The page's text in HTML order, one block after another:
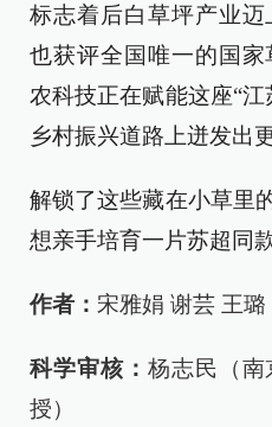
标志着后白草坪产业
也获评全国唯一的国
农科技正在赋能这座“
乡村振兴道路上迸发出
解锁了这些藏在小草里
想亲手培育一片苏超同
作者： 宋雅娟 谢芸 王璐
科学审核： 杨志民（南
授）